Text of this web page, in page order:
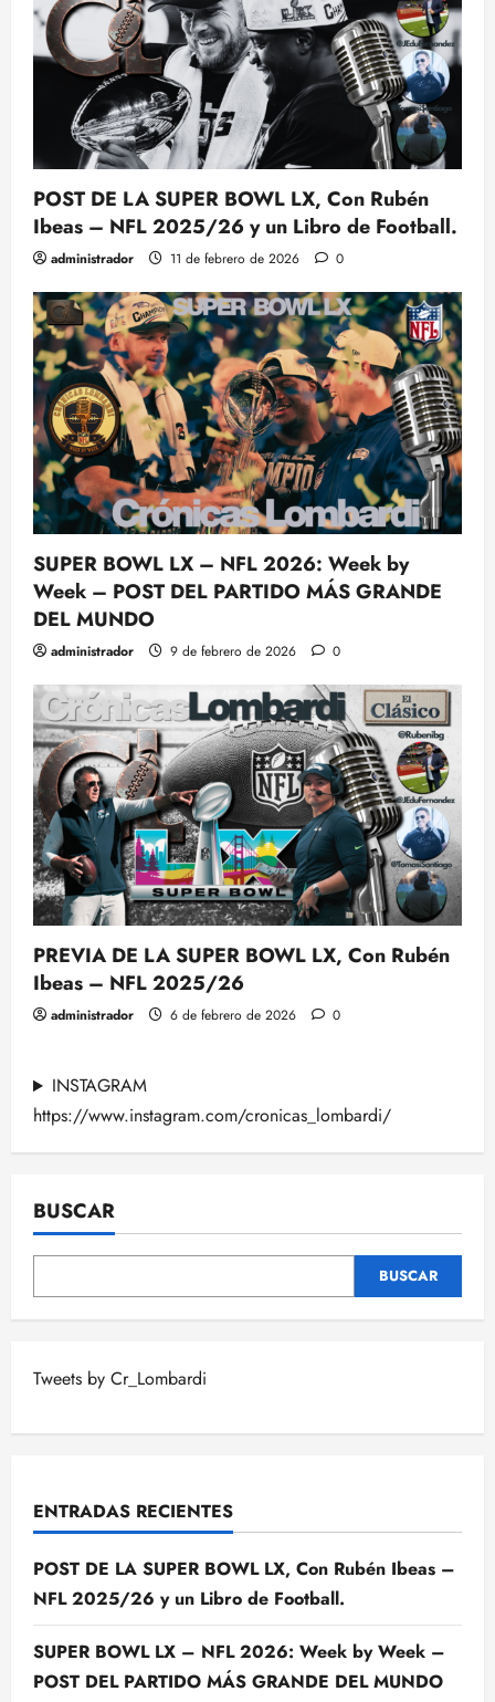
POST DE LA SUPER BOWL LX, Con Rubén
Ibeas – NFL 2025/26 y un Libro de Football.
administrador 11 de febrero de 2026 0
SUPER BOWL LX – NFL 2026: Week by
Week – POST DEL PARTIDO MÁS GRANDE
DEL MUNDO
administrador 9 de febrero de 2026 0
PREVIA DE LA SUPER BOWL LX, Con Rubén
Ibeas – NFL 2025/26
administrador 6 de febrero de 2026 0
INSTAGRAM
https://www.instagram.com/cronicas_lombardi/
BUSCAR
BUSCAR
Tweets by Cr_Lombardi
ENTRADAS RECIENTES
POST DE LA SUPER BOWL LX, Con Rubén Ibeas –
NFL 2025/26 y un Libro de Football.
SUPER BOWL LX – NFL 2026: Week by Week –
POST DEL PARTIDO MÁS GRANDE DEL MUNDO